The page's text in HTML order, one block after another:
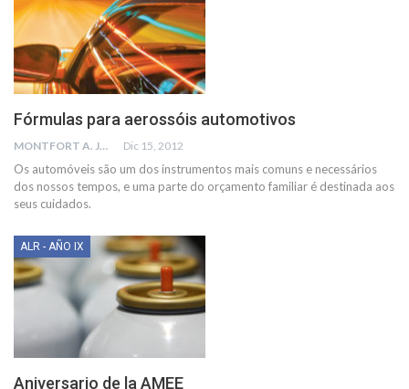
Fórmulas para aerossóis automotivos
MONTFORT A. JOHNSEN Dic 15, 2012
Os automóveis são um dos instrumentos mais comuns e necessários
dos nossos tempos, e uma parte do orçamento familiar é destinada aos
seus cuidados.
ALR - AÑO IX
Aniversario de la AMEE